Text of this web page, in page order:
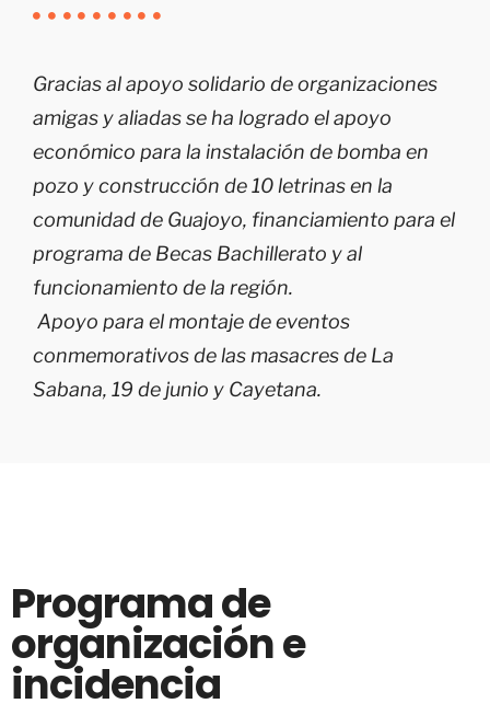
Gracias al apoyo solidario de organizaciones
amigas y aliadas se ha logrado el apoyo
económico para la instalación de bomba en
pozo y construcción de 10 letrinas en la
comunidad de Guajoyo, financiamiento para el
programa de Becas Bachillerato y al
funcionamiento de la región.
Apoyo para el montaje de eventos
conmemorativos de las masacres de La
Sabana, 19 de junio y Cayetana.
Programa de
organización e
incidencia